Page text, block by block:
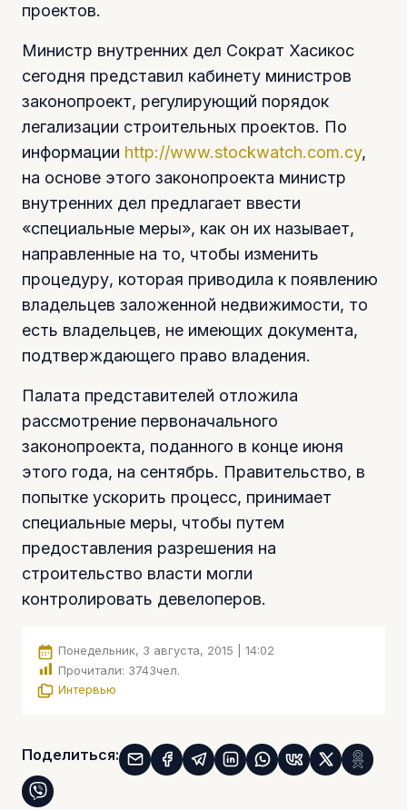
проектов.
Министр внутренних дел Сократ Хасикос
сегодня представил кабинету министров
законопроект, регулирующий порядок
легализации строительных проектов. По
информации http://www.stockwatch.com.cy,
на основе этого законопроекта министр
внутренних дел предлагает ввести
«специальные меры», как он их называет,
направленные на то, чтобы изменить
процедуру, которая приводила к появлению
владельцев заложенной недвижимости, то
есть владельцев, не имеющих документа,
подтверждающего право владения.
Палата представителей отложила
рассмотрение первоначального
законопроекта, поданного в конце июня
этого года, на сентябрь. Правительство, в
попытке ускорить процесс, принимает
специальные меры, чтобы путем
предоставления разрешения на
строительство власти могли
контролировать девелоперов.
Понедельник, 3 августа, 2015 | 14:02
Прочитали: 3743чел.
Интервью
Поделиться: